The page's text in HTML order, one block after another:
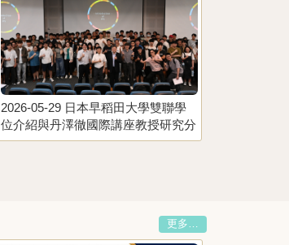
2026-05-29 日本早稻田大學雙聯學
位介紹與丹澤徹國際講座教授研究分
享
更多…